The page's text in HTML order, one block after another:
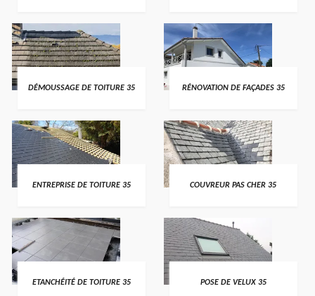
DÉMOUSSAGE DE TOITURE 35 RÉNOVATION DE FAÇADES 35
ENTREPRISE DE TOITURE 35 COUVREUR PAS CHER 35
ETANCHÉITÉ DE TOITURE 35 POSE DE VELUX 35